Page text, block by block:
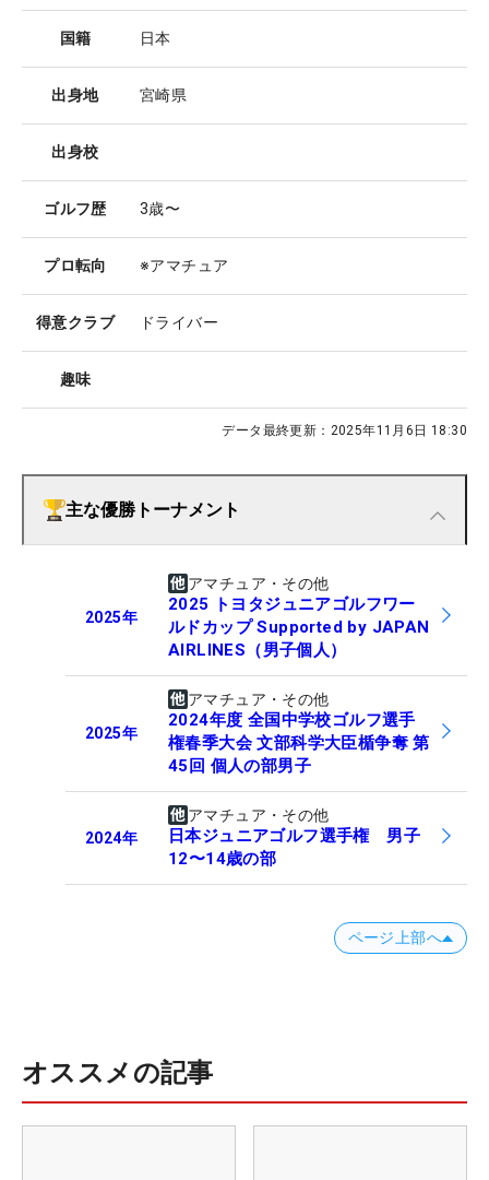
国籍 日本
出身地 宮崎県
出身校
ゴルフ歴 3歳〜
プロ転向 ※アマチュア
得意クラブ ドライバー
趣味
データ最終更新： 2025年11月6日 18:30
主な優勝トーナメント
2025年
アマチュア・その他
2025 トヨタジュニアゴルフワー
ルドカップ Supported by JAPAN
AIRLINES（男子個人）
2025年
アマチュア・その他
2024年度 全国中学校ゴルフ選手
権春季大会 文部科学大臣楯争奪 第
45回 個人の部男子
2024年
アマチュア・その他
日本ジュニアゴルフ選手権 男子
12〜14歳の部
ページ上部へ
オススメの記事